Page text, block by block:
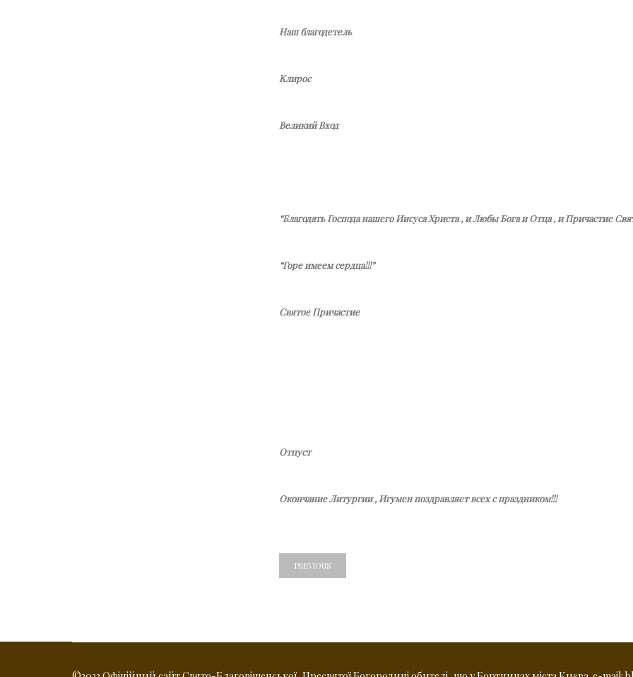
Наш благодетель
Клирос
Великий Вход
“Благодать Господа нашего Иисуса Христа , и Любы Бога и Отца , и Причастие
“Горе имеем сердца!!!”
Святое Причастие
Отпуст
Окончание Литургии , Игумен поздравляет всех с праздником!!!
PREVIOUS